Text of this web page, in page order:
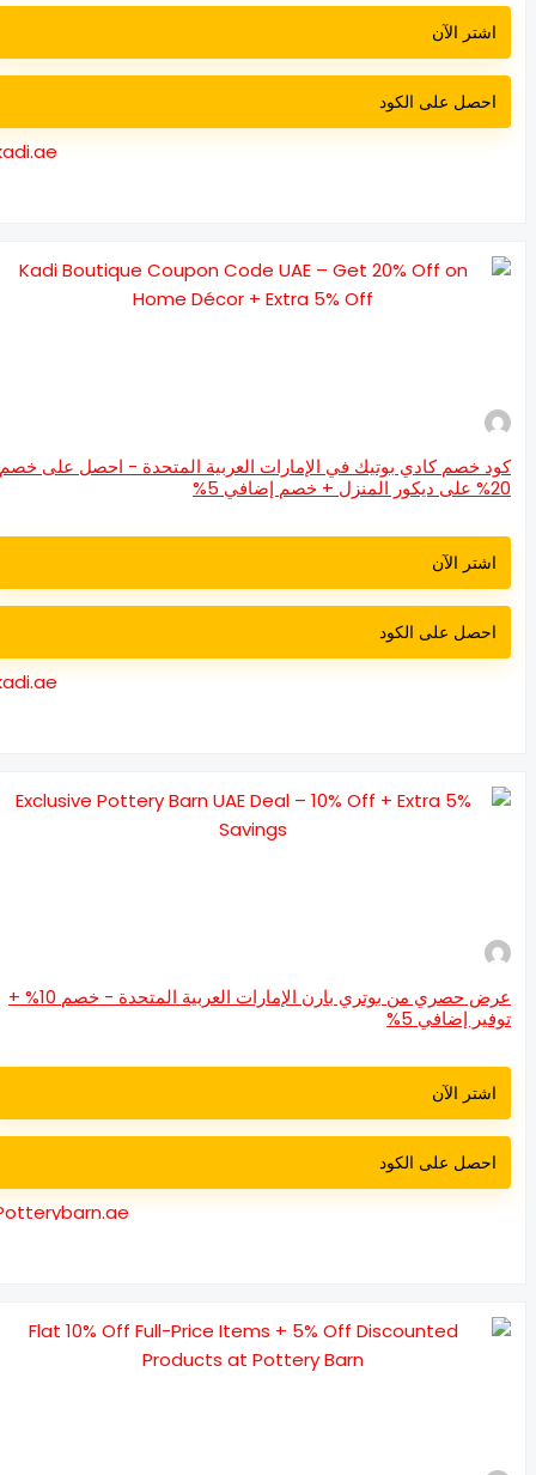
اشتر الآن
احصل على الكود
kadi.ae
خصم كادي بوتيك في الإمارات العربية المتحدة - احصل على خصم
اشتر الآن
احصل على الكود
kadi.ae
عرض حصري من بوتري بارن الإمارات العربية المتحدة - خصم 10% +
إضافي 5%
اشتر الآن
احصل على الكود
Potterybarn.ae